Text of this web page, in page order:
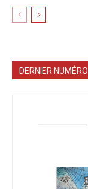
DERNIER NUMÉRO